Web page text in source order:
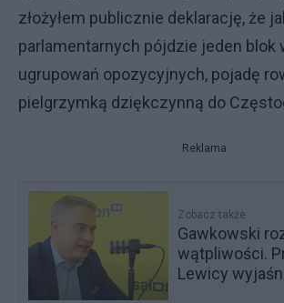
złożyłem publicznie deklarację, że
parlamentarnych pójdzie jeden blok
ugrupowań opozycyjnych, pojadę
pielgrzymką dziękczynną do
Reklama
Zobacz także
Gawkowski
wątpliwości.
Lewicy